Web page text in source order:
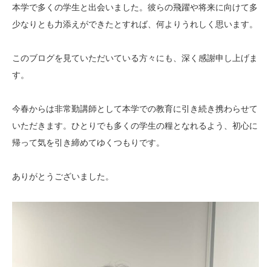
本学で多くの学生と出会いました。彼らの飛躍や将来に向けて多
少なりとも力添えができたとすれば、何よりうれしく思います。
このブログを見ていただいている方々にも、深く感謝申し上げま
す。
今春からは非常勤講師として本学での教育に引き続き携わらせて
いただきます。ひとりでも多くの学生の糧となれるよう、初心に
帰って気を引き締めてゆくつもりです。
ありがとうございました。